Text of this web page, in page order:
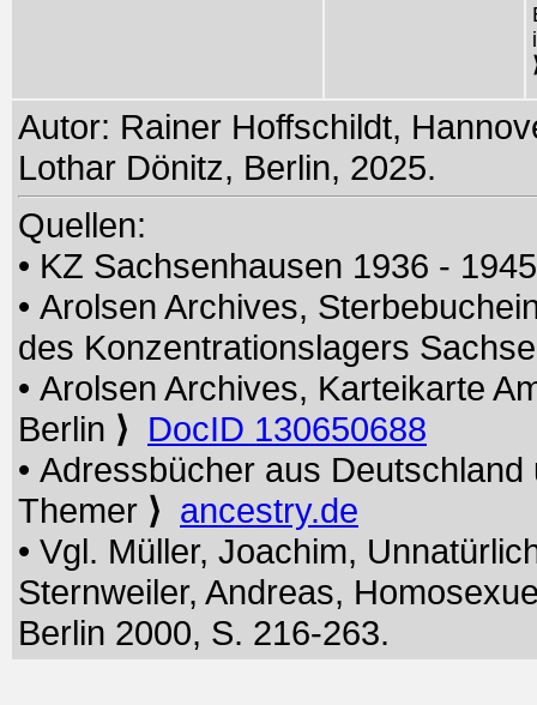
Autor: Rainer Hoffschildt,
Lothar Dönitz, Berlin, 2025.
Quellen:
• KZ Sachsenhausen 1936 -
• Arolsen Archives,
des Konzentrationslagers
• Arolsen Archives, Karteikarte
Berlin ⟩ DocID 130650688
• Adressbücher aus
Themer ⟩ ancestry.de
• Vgl. Müller, Joachim,
Sternweiler, Andreas,
Berlin 2000, S. 216-263.